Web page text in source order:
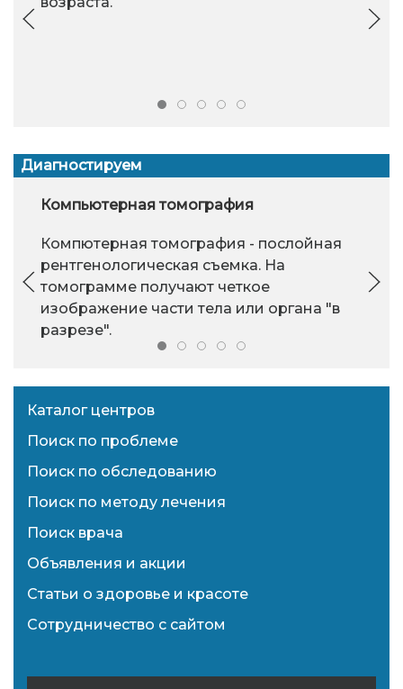
Диагностируем
Компьютерная томография
Компютерная томография - послойная
рентгенологическая съемка. На
томограмме получают четкое
изображение части тела или органа "в
разрезе".
Каталог центров
Поиск по проблеме
Поиск по обследованию
Поиск по методу лечения
Поиск врача
Объявления и акции
Статьи о здоровье и красоте
Сотрудничество с сайтом